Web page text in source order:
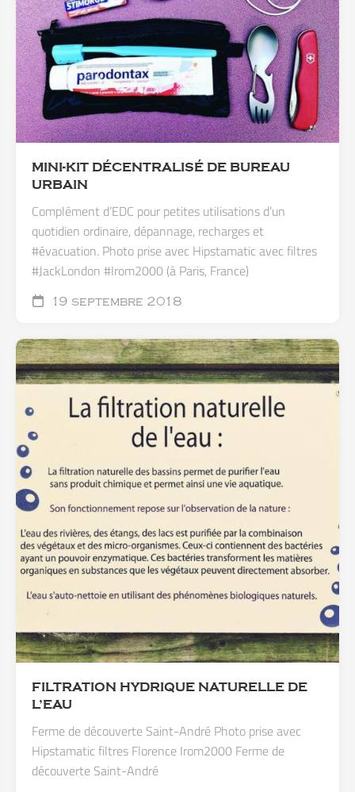
MINI-KIT DÉCENTRALISÉ DE BUREAU
URBAIN
Complément d’EDC pour petites utilisations d’un
quotidien ordinaire, dépannage, recharges et
#évacuation. Photo prise avec Hipstamatic avec filtres
#JackLondon #Irom2000 (à Paris, France)
19 septembre 2018
FILTRATION HYDRIQUE NATURELLE DE
L’EAU
Ferme de découverte Saint-André Photo prise avec
Hipstamatic filtres Florence Irom2000 Ferme de
découverte Saint-André